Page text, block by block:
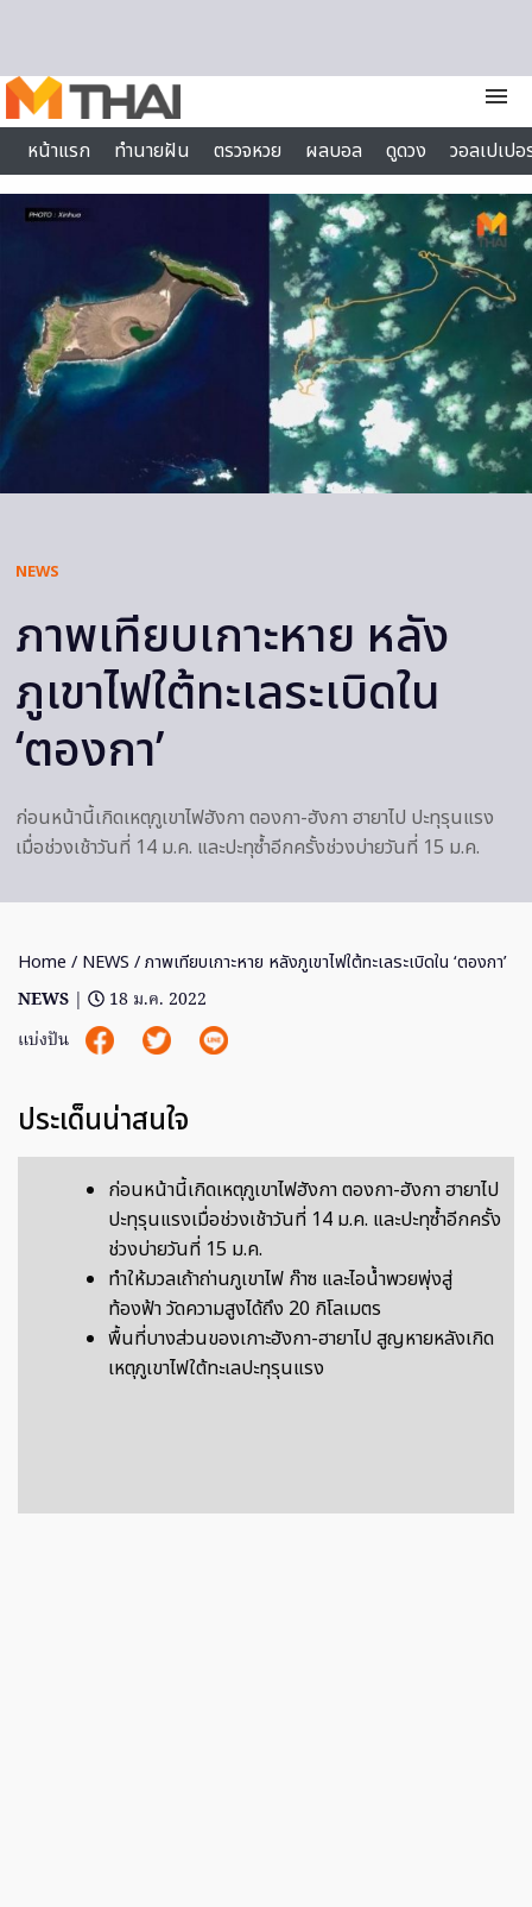
menu
หน้าแรก
ทำนายฝัน ตรวจหวย ผลบอล ดูดวง
วอลเปเป
ไลฟ์สไตล์
NEWS
ภาพเทียบเกาะหาย หลัง
ภูเขาไฟใต้ทะเลระเบิดใน
‘ตองกา’
ก่อนหน้านี้เกิดเหตุภูเขาไฟฮังกา ตองกา-ฮังกา ฮายาไป ปะทุรุนแรง
เมื่อช่วงเช้าวันที่ 14 ม.ค. และปะทุซ้ำอีกครั้งช่วงบ่ายวันที่ 15 ม.ค.
Home / NEWS / ภาพเทียบเกาะหาย หลังภูเขาไฟใต้ทะเลระเบิดใน ‘ตองกา’
NEWS |
18 ม.ค. 2022
แบ่งปัน
ประเด็นน่าสนใจ
ก่อนหน้านี้เกิดเหตุภูเขาไฟฮังกา ตองกา-ฮังกา ฮายาไป
ปะทุรุนแรงเมื่อช่วงเช้าวันที่ 14 ม.ค. และปะทุซ้ำอีกครั้ง
ช่วงบ่ายวันที่ 15 ม.ค.
ทำให้มวลเถ้าถ่านภูเขาไฟ ก๊าซ และไอน้ำพวยพุ่งสู่
ท้องฟ้า วัดความสูงได้ถึง 20 กิโลเมตร
พื้นที่บางส่วนของเกาะฮังกา-ฮายาไป สูญหายหลังเกิด
เหตุภูเขาไฟใต้ทะเลปะทุรุนแรง